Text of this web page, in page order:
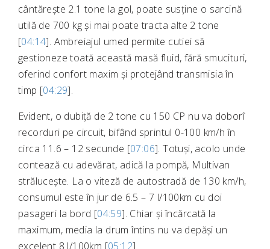
cântărește 2.1 tone la gol, poate susține o sarcină
utilă de 700 kg și mai poate tracta alte 2 tone
[04:14]. Ambreiajul umed permite cutiei să
gestioneze toată această masă fluid, fără smucituri,
oferind confort maxim și protejând transmisia în
timp [04:29].
Evident, o dubiță de 2 tone cu 150 CP nu va doborî
recorduri pe circuit, bifând sprintul 0-100 km/h în
circa 11.6 – 12 secunde [07:06]. Totuși, acolo unde
contează cu adevărat, adică la pompă, Multivan
strălucește. La o viteză de autostradă de 130 km/h,
consumul este în jur de 6.5 – 7 l/100km cu doi
pasageri la bord [04:59]. Chiar și încărcată la
maximum, media la drum întins nu va depăși un
excelent 8 l/100km [05:12].